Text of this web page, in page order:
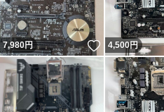
7,980円 いいね！
4,500円